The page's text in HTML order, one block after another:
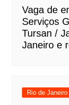
Vaga de
Serviços
Tursan /
Janeiro e
Rio de